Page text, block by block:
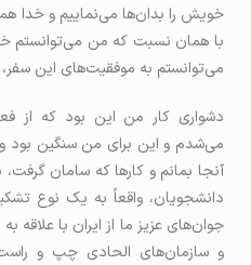
خویش را بدان‌ها می‌نماییم و خدا
با همان نسبت که من می‌توانستم
می‌توانستم به موفقیت‌های این سفر،
دشواری کار من این بود که از
می‌شدم و این برای من سنگین بود
آنجا بمانم و کارها که سامان
دانشجویان، واقعاً به یک نوع
جوان‌های عزیز ما از ایران با علاقه
و سازمان‌های الحادی چپ و